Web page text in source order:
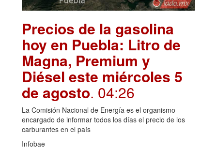
Precios de la gasolina
hoy en Puebla: Litro de
Magna, Premium y
Diésel este miércoles 5
de agosto. 04:26
La Comisión Nacional de Energía es el organismo
encargado de informar todos los días el precio de los
carburantes en el país
Infobae